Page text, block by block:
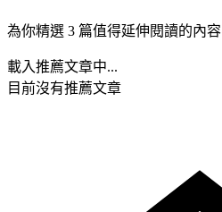
為你精選 3 篇值得延伸閱讀的內容
載入推薦文章中...
目前沒有推薦文章